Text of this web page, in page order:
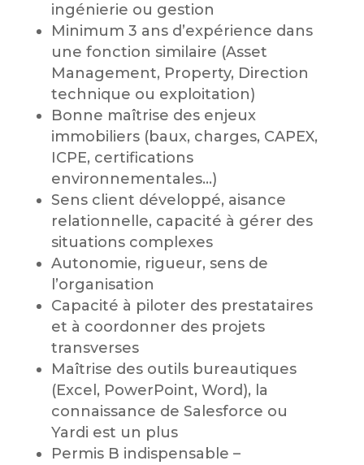
ingénierie ou gestion
Minimum 3 ans d’expérience dans
une fonction similaire (Asset
Management, Property, Direction
technique ou exploitation)
Bonne maîtrise des enjeux
immobiliers (baux, charges, CAPEX,
ICPE, certifications
environnementales…)
Sens client développé, aisance
relationnelle, capacité à gérer des
situations complexes
Autonomie, rigueur, sens de
l’organisation
Capacité à piloter des prestataires
et à coordonner des projets
transverses
Maîtrise des outils bureautiques
(Excel, PowerPoint, Word), la
connaissance de Salesforce ou
Yardi est un plus
Permis B indispensable –